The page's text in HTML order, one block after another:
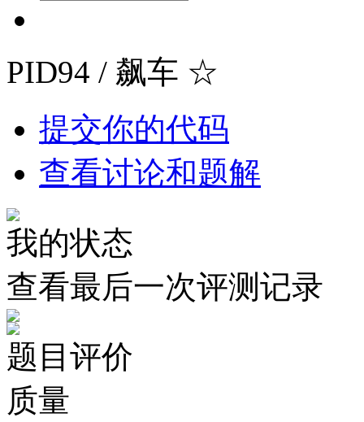
PID94 / 飙车 ☆
提交你的代码
查看讨论和题解
我的状态
查看最后一次评测记录
题目评价
质量